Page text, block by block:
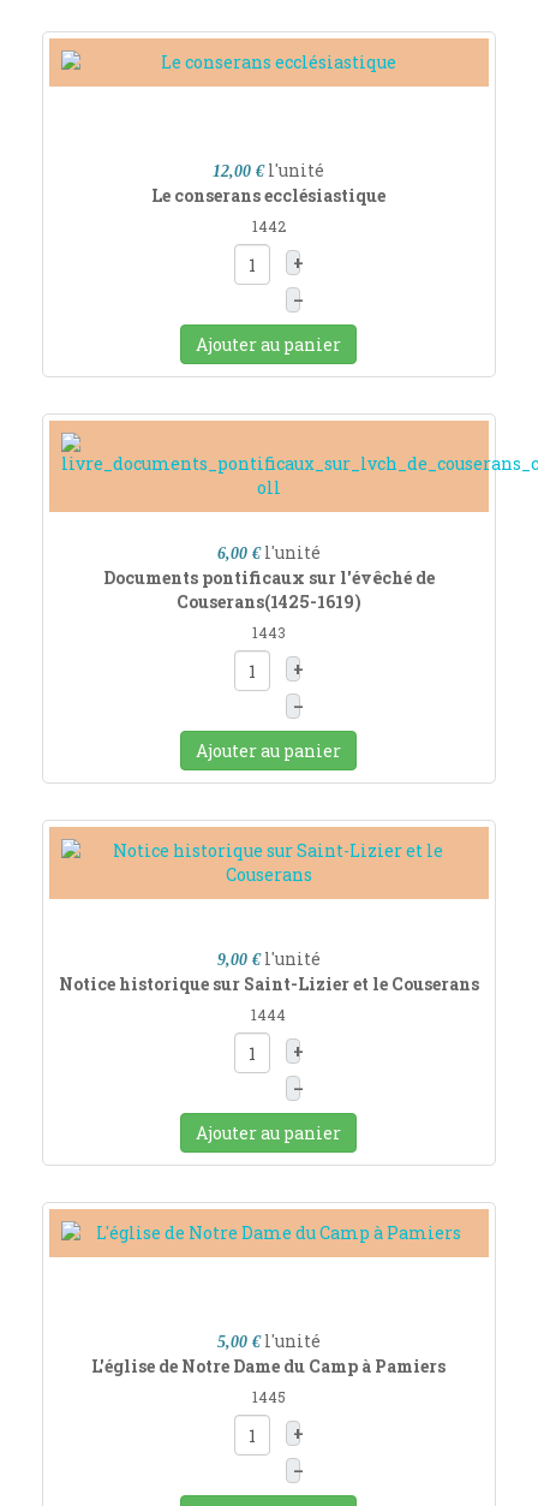
12,00 € l'unité
Le conserans ecclésiastique
1442
+
–
Ajouter au panier
6,00 € l'unité
Documents pontificaux sur l'évêché de
Couserans(1425-1619)
1443
+
–
Ajouter au panier
9,00 € l'unité
Notice historique sur Saint-Lizier et le Couserans
1444
+
–
Ajouter au panier
5,00 € l'unité
L'église de Notre Dame du Camp à Pamiers
1445
+
–